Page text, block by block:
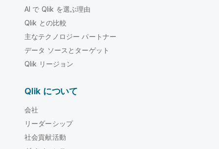
AI で Qlik を選ぶ理由
Qlik との比較
主なテクノロジー パートナー
データ ソースとターゲット
Qlik リージョン
Qlik について
会社
リーダーシップ
社会貢献活動